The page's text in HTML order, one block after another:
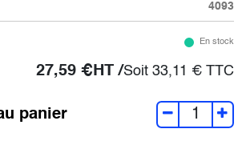
4093
En stock
27,59 €HT /Soit 33,11 € TTC
panier